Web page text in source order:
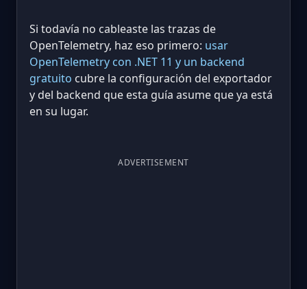
Si todavía no cableaste las trazas de
OpenTelemetry, haz eso primero: usar
OpenTelemetry con .NET 11 y un backend
gratuito cubre la configuración del exportador
y del backend que esta guía asume que ya está
en su lugar.
ADVERTISEMENT